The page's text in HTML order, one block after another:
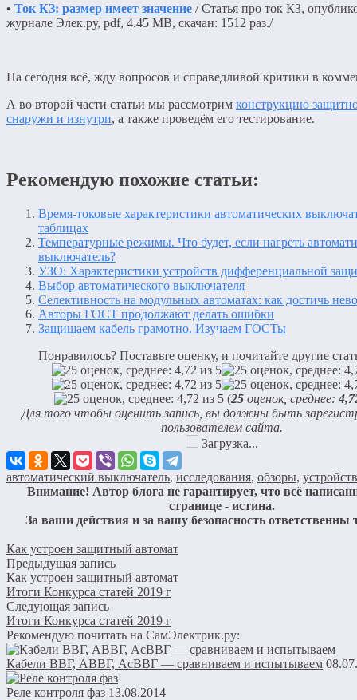
• Ток КЗ: размер имеет значение / Статья про ток КЗ,
журнале Элек.ру, pdf, 4.45 MB, скачан: 1512 раз./
На сегодня всё, жду вопросов и справедливой критики в
А во второй части статьи мы рассмотрим конструкцию
снаружи и изнутри, а также проведём его тестирование.
Рекомендую похожие статьи:
Время-токовые характеристики автоматических
таблицах
Температурные режимы. Что будет, если нагреть
выключатель?
УЗО: Характеристики устройств дифференциальной
Выбор автоматического выключателя
Селективность на модульных автоматах: как достичь
Авторы ГОСТ продолжают делать ошибки
Защищаем кабель грамотно. Изучаем ГОСТы
Понравилось? Поставьте оценку, и почитайте другие
(25 оценок, среднее:
Для того чтобы оценить запись, вы должны быть
пользователем сайта.
Загрузка...
автоматический выключатель, исследования, обзоры,
Внимание! Автор блога не гарантирует, что всё
странице - истина.
За ваши действия и за вашу безопасность ответственны
Как устроен защитный автомат
Предыдущая запись
Как устроен защитный автомат
Итоги Конкурса статей 2019 г
Следующая запись
Итоги Конкурса статей 2019 г
Рекомендую почитать на СамЭлектрик.ру:
Кабели ВВГ, АВВГ, АсВВГ — сравниваем и испытываем
Реле контроля фаз 13.08.2014